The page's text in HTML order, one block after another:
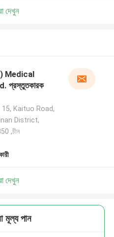
দেখুন
Medical
প্রস্তুতকারক
Kaituo Road,
District,
,চীন
দেখুন
মূল্য পান